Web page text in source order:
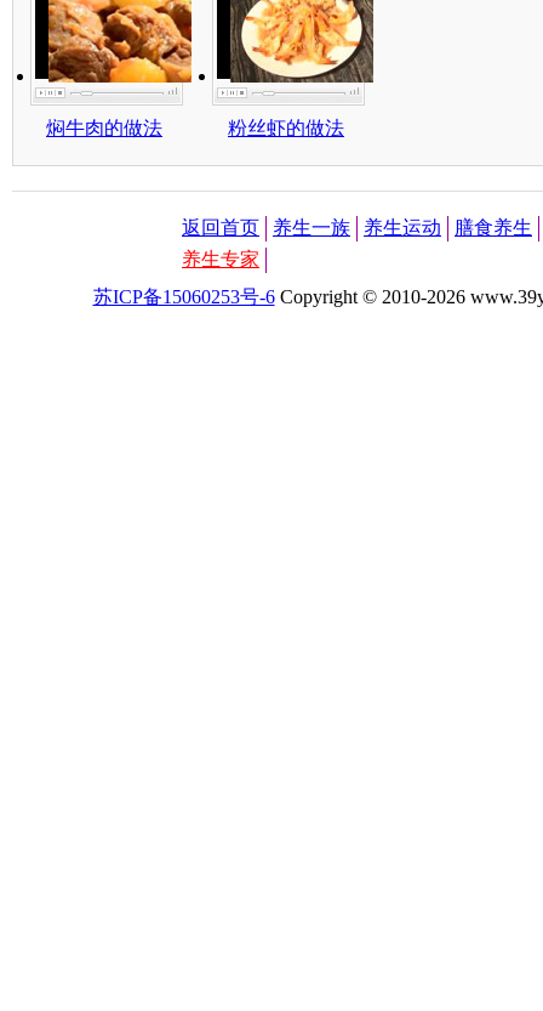
焖牛肉的做法 粉丝虾的做法
返回首页 养生一族 养生运动
膳食养生
养生专家
苏ICP备15060253号-6Copyright ©2010-2026